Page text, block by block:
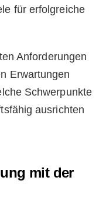
für erfolgreiche
Anforderungen
Erwartungen
Schwerpunkte
ausrichten
mit der